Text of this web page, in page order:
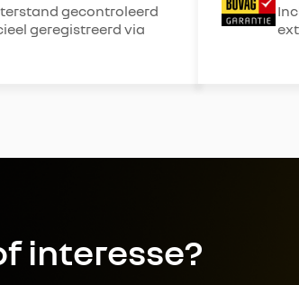
gecontroleerd
geregistreerd via
interesse?